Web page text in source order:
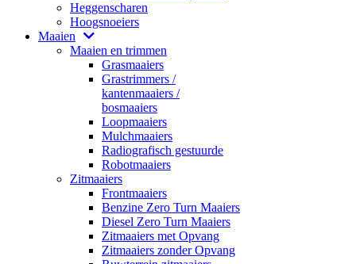
Heggenscharen
Hoogsnoeiers
Maaien
Maaien en trimmen
Grasmaaiers
Grastrimmers /
kantenmaaiers /
bosmaaiers
Loopmaaiers
Mulchmaaiers
Radiografisch gestuurde
Robotmaaiers
Zitmaaiers
Frontmaaiers
Benzine Zero Turn Maaiers
Diesel Zero Turn Maaiers
Zitmaaiers met Opvang
Zitmaaiers zonder Opvang